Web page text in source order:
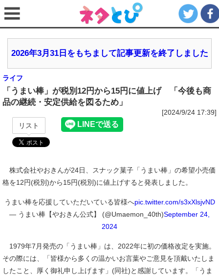
2026年3月31日をもちまして記事更新を終了しました
ライフ
「うまい棒」が税別12円から15円に値上げ 「今後も商
品の継続・安定供給を図るため」
[2024/9/24 17:39]
リスト
株式会社やおきんが24日、スナック菓子「うまい棒」の希望小売価
格を12円(税別)から15円(税別)に値上げすると発表しました。
うまい棒を応援していただいている皆様へpic.twitter.com/s3xXlsjvND
— うまい棒【やおきん公式】 (@Umaemon_40th)September 24,
2024
1979年7月発売の「うまい棒」は、2022年に初の価格改定を実施。
その際には、「皆様から多くの温かいお言葉やご意見を頂戴いたしま
したこと、厚く御礼申し上げます」(同社)と感謝しています。「うま